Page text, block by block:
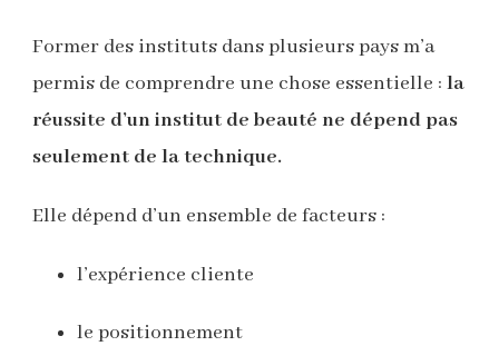
Former des instituts dans plusieurs pays m’a
permis de comprendre une chose essentielle : la
réussite d’un institut de beauté ne dépend pas
seulement de la technique.
Elle dépend d’un ensemble de facteurs :
l’expérience cliente
le positionnement